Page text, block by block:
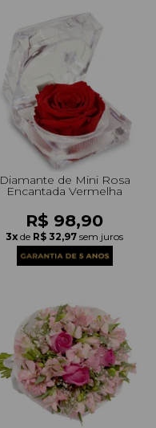
Diamante de Mini Rosa
Encantada Vermelha
R$ 98,90
3x de R$ 32,97 sem juros